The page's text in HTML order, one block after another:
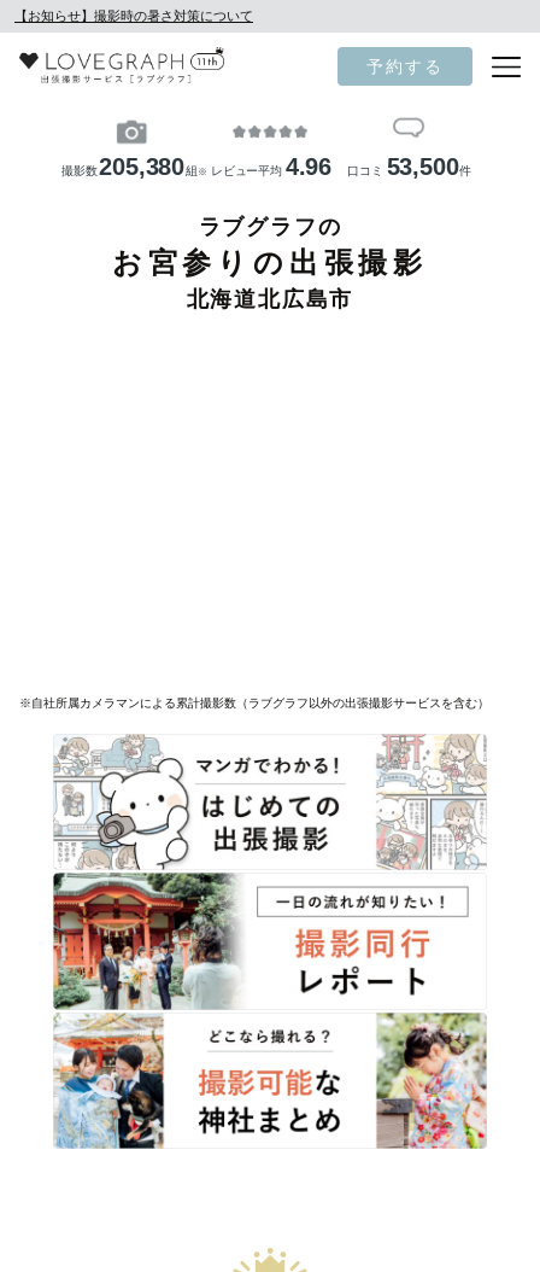
【お知らせ】撮影時の暑さ対策について
予約する
撮影数205,380組 ※ レビュー平均 4.96 口コミ 53,500件
ラブグラフの
お宮参りの出張撮影
北海道北広島市
※自社所属カメラマンによる累計撮影数（ラブグラフ以外の出張撮影サービスを含む）